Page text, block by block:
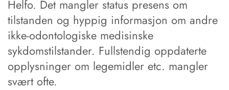
Helfo. Det mangler status presens om
tilstanden og hyppig informasjon om andre
ikke-odontologiske medisinske
sykdomstilstander. Fullstendig oppdaterte
opplysninger om legemidler etc. mangler
svært ofte.